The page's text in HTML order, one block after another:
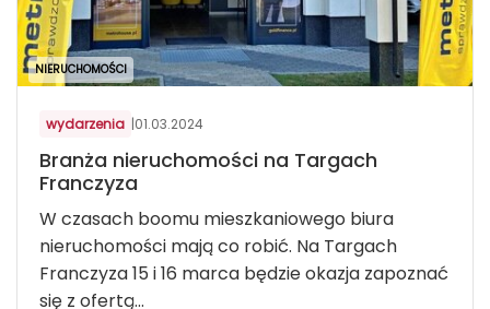
NIERUCHOMOŚCI
wydarzenia |01.03.2024
Branża nieruchomości na Targach
Franczyza
W czasach boomu mieszkaniowego biura
nieruchomości mają co robić. Na Targach
Franczyza 15 i 16 marca będzie okazja zapoznać
się z ofertą...